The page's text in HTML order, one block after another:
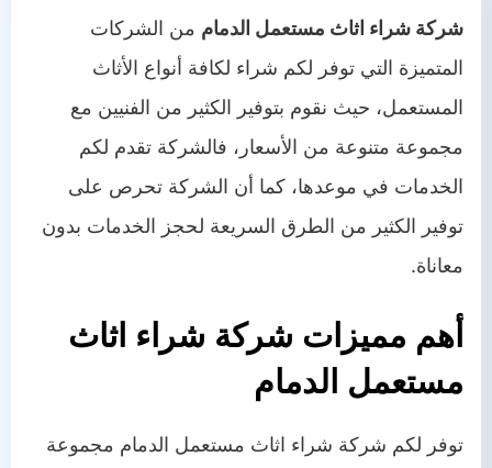
شركة شراء اثاث مستعمل الدمام من الشركات
المتميزة التي توفر لكم شراء لكافة أنواع الأثاث
المستعمل، حيث نقوم بتوفير الكثير من الفنيين مع
مجموعة متنوعة من الأسعار، فالشركة تقدم لكم
الخدمات في موعدها، كما أن الشركة تحرص على
توفير الكثير من الطرق السريعة لحجز الخدمات بدون
معاناة.
أهم مميزات شركة شراء اثاث
مستعمل الدمام
توفر لكم شركة شراء اثاث مستعمل الدمام مجموعة